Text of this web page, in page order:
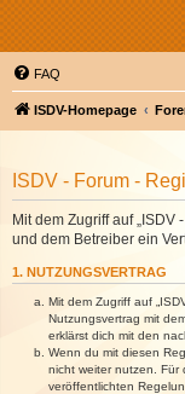
FAQ
ISDV-Homepage
ISDV - Forum -
Mit dem Zugriff auf „ISDV
und dem Betreiber ein
1. NUTZUNGSVERTRAG
Mit dem Zugriff auf
Nutzungsvertrag mit
erklärst dich mit den
Wenn du mit diesen
nicht weiter nutzen. Für
veröffentlichten